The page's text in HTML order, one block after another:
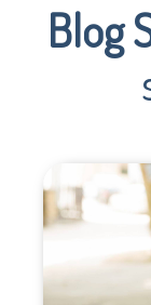
Blog